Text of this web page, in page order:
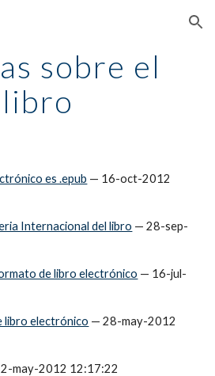
Skip to navigation
sobre el
libro
es .epub — 16-oct-2012
Internacional del libro — 28-sep-
de libro electrónico — 16-jul-
libro electrónico — 28-may-2012
may-2012 12:17:22